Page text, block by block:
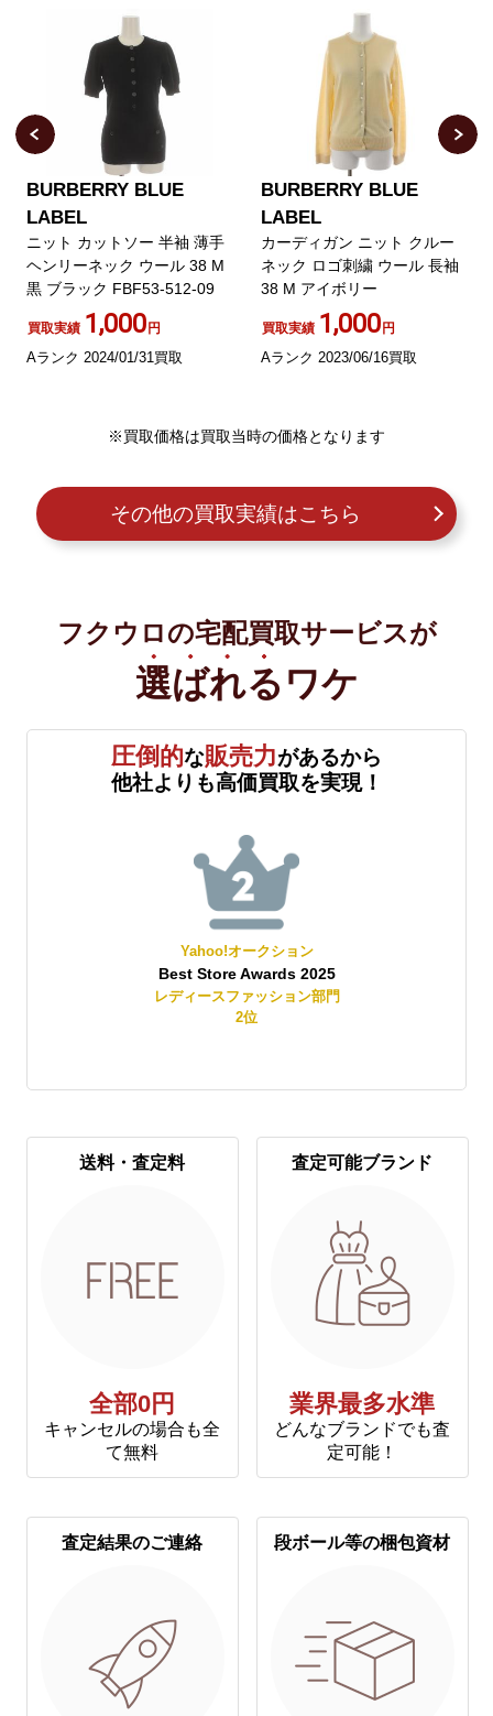
BURBERRY BLUE
LABEL
ニット カットソー 半袖 薄手
ヘンリーネック ウール 38 M
黒 ブラック FBF53-512-09
買取実績 1,000円
Aランク 2024/01/31買取
BURBERRY BLUE
LABEL
カーディガン ニット クルー
ネック ロゴ刺繍 ウール 長袖
38 M アイボリー
買取実績 1,000円
Aランク 2023/06/16買取
※買取価格は買取当時の価格となります
その他の買取実績はこちら
フクウロの宅配買取サービスが
選ばれる ワケ
圧倒的な販売力があるから
他社よりも高価買取を実現！
Yahoo!オークション
Best Store Awards 2025
レディースファッション部門
2位
送料・査定料
全部0円
キャンセルの場合も全
て無料
査定可能ブランド
業界最多水準
どんなブランドでも査
定可能！
査定結果のご連絡 段ボール等の梱包資材